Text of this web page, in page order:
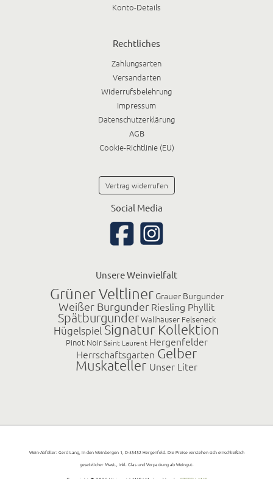
Konto-Details
Rechtliches
Zahlungsarten
Versandarten
Widerrufsbelehrung
Impressum
Datenschutzerklärung
AGB
Cookie-Richtlinie (EU)
Vertrag widerrufen
Social Media
Unsere Weinvielfalt
Grüner Veltliner Grauer Burgunder
Weißer BurgunderRiesling Phyllit
SpätburgunderWallhäuser Felseneck
Hügelspiel Signatur Kollektion
Pinot NoirSaint Laurent Hergenfelder
Herrschaftsgarten Gelber
Muskateller Unser Liter
Wein-Abfüller: Gerd Lang, In den Weinbergen 1, D-55452 Hergenfeld. Die Preise verstehen sich einschließlich
gesetzlicher Mwst., inkl. Glas und Verpackung ab Weingut.